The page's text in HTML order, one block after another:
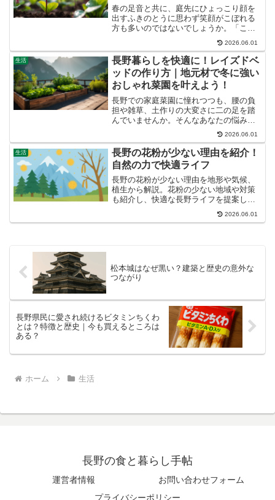
春の足音と共に、庭先にひょっこり顔を
出すふきのとうに思わず笑顔がこぼれる
方も多いのではないでしょうか。「この
ふきのとう、食べられるのかな？」「ど
うやって調理したらいいの？」そんな疑
問をお持ちのあなたへ、この記事では長
野の食と暮らしに精通した...
2026.06.01
生活
長野暮らしを快適に！レイズドベ
ッドの作り方｜地元材で冬に強い
おしゃれ菜園を叶えよう！
長野での家庭菜園に憧れつつも、腰の負
担や雑草、土作りの大変さに二の足を踏
んでいませんか。そんなあなたの悩みを
解決し、長野の厳しい気候にも負けない
のが「レイズドベッド」です。この記事
では、長野の自然と調和するレイズドベ
ッドの作り方を、初心者の...
2026.06.01
生活
長野の花粉が少ない理由を紹介！
自然の力で快適ライフ
長野の花粉が少ない理由を地形や気候、
植生から解説。花粉の少ない地域や対策
も紹介し、快適な長野ライフを提案しま
2026.06.01
松本城はなぜ黒い？建築と歴史の意外な
つながり
長野県民に愛され続けるビタミンちくわ
とは？特徴と歴史｜今も買えるところは
ある？
ホーム 生活
長野の食と暮らし手帖
運営者情報
お問い合わせフォーム
プライバシーポリシー